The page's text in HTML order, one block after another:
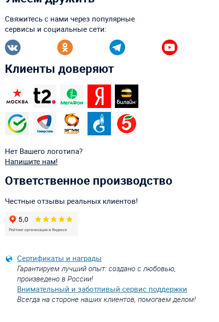
Свяжитесь с нами через популярные
сервисы и социальные сети:
Клиенты доверяют
Нет Вашего логотипа?
Напишите нам!
Ответственное производство
Честные отзывы реальных клиентов!
Сертификаты и награды
Гарантируем лучший опыт: создано с любовью,
произведено в России!
Внимательный и заботливый сервис поддержки
Всегда на стороне наших клиентов, помогаем делом!